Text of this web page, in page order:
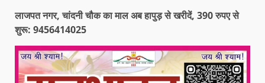
लाजपत नगर, चांदनी चौक का माल अब हापुड़ से खरीदें, 390 रुपए से
शुरू: 9456414025